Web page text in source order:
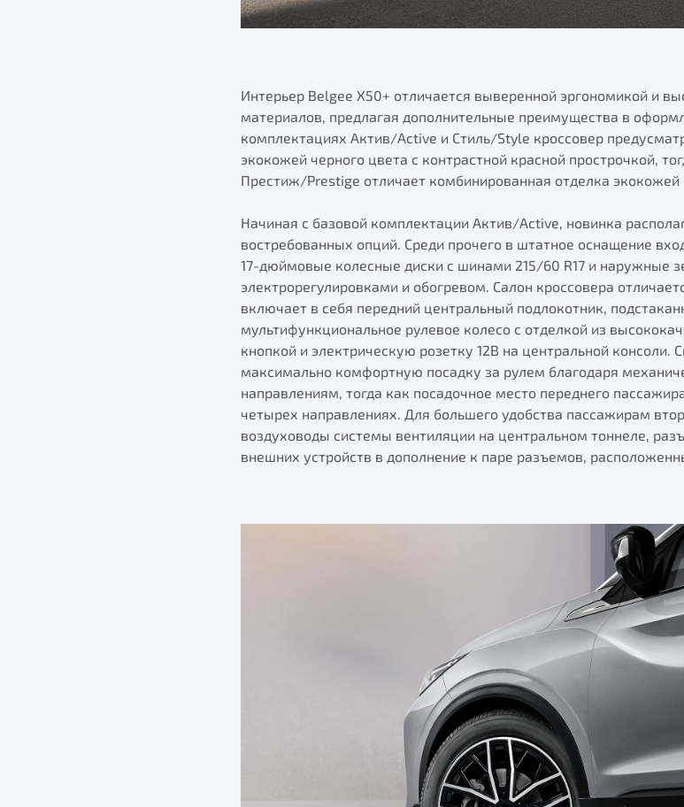
Интерьер Belgee X50+ отличается выверенной эргономикой и
материалов, предлагая дополнительные преимущества в
комплектациях Актив/Active и Стиль/Style кроссовер
экокожей черного цвета с контрастной красной прострочкой,
Престиж/Prestige отличает комбинированная отделка экокожей
Начиная с базовой комплектации Актив/Active, новинка
востребованных опций. Среди прочего в штатное оснащение
17-дюймовые колесные диски с шинами 215/60 R17 и наружные
электрорегулировками и обогревом. Салон кроссовера
включает в себя передний центральный подлокотник,
мультифункциональное рулевое колесо с отделкой из
кнопкой и электрическую розетку 12В на центральной консоли.
максимально комфортную посадку за рулем благодаря
направлениям, тогда как посадочное место переднего
четырех направлениях. Для большего удобства пассажирам
воздуховоды системы вентиляции на центральном тоннеле,
внешних устройств в дополнение к паре разъемов,